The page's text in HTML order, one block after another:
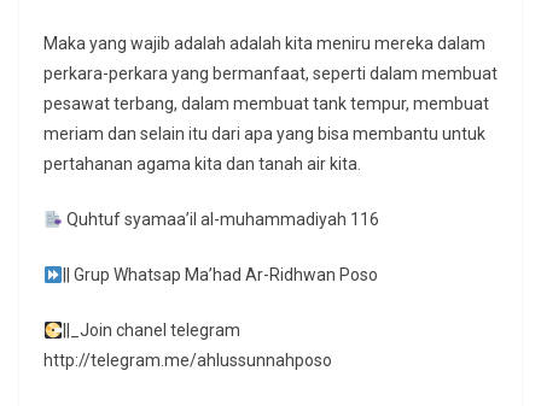
Maka yang wajib adalah adalah kita meniru mereka dalam
perkara-perkara yang bermanfaat, seperti dalam membuat
pesawat terbang, dalam membuat tank tempur, membuat
meriam dan selain itu dari apa yang bisa membantu untuk
pertahanan agama kita dan tanah air kita.
Quhtuf syamaa’il al-muhammadiyah 116
|| Grup Whatsap Ma’had Ar-Ridhwan Poso
||_Join chanel telegram
http://telegram.me/ahlussunnahposo